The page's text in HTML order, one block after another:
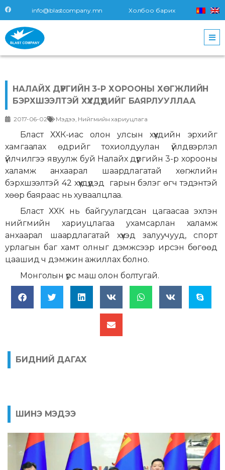
info@blastcompany.mn Холбоо барих
НАЛАЙХ ДҮҮРГИЙН 3-Р ХОРООНЫ ХӨГЖЛИЙН
БЭРХШЭЭЛТЭЙ ХҮҮХДҮҮДИЙГ БАЯРЛУУЛЛАА
2017-06-02 Мэдээ, Нийгмийн хариуцлага
Бласт ХХК-иас олон улсын хүүхдийн эрхийг
хамгаалах өдрийг тохиолдуулан үйлдвэрлэл
үйлчилгээ явуулж буй Налайх дүүргийн 3-р хорооны
халамж анхаарал шаардлагатай хөгжлийн
бэрхшээлтэй 42 хүүхдүүдэд гарын бэлэг өгч тэдэнтэй
хөөр баяраас нь хуваалцлаа.
Бласт ХХК нь байгуулагдсан цагаасаа эхлэн
нийгмийн хариуцлагаа ухамсарлан халамж
анхаарал шаардлагатай хүүхэд залуучууд, спорт
урлагын баг хамт олныг дэмжсээр ирсэн бөгөөд
цаашид ч дэмжин ажиллах болно.
Монголын үрс маш олон болтугай.
БИДНИЙ ДАГАХ
ШИНЭ МЭДЭЭ